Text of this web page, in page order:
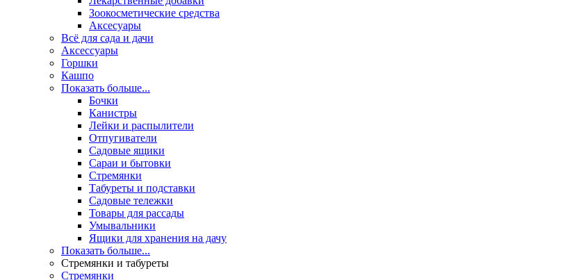
Зоокосметические средства
Аксесуары
Всё для сада и дачи
Аксессуары
Горшки
Кашпо
Показать больше...
Бочки
Канистры
Лейки и распылители
Отпугиватели
Садовые ящики
Сараи и бытовки
Стремянки
Табуреты и подставки
Садовые тележки
Товары для рассады
Умывальники
Ящики для хранения на дачу
Показать больше...
Стремянки и табуреты
Стремянки